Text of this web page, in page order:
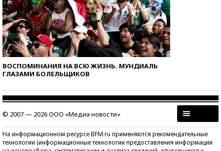
ВОСПОМИНАНИЯ НА ВСЮ ЖИЗНЬ. МУНДИАЛЬ
ГЛАЗАМИ БОЛЕЛЬЩИКОВ
© 2007 — 2026 ООО «Медиа новости»
На информационном ресурсе BFM.ru применяются рекомендательные
технологии (информационные технологии предоставления информации